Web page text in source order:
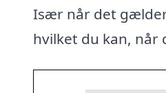
Især når det
hvilket du kan, når